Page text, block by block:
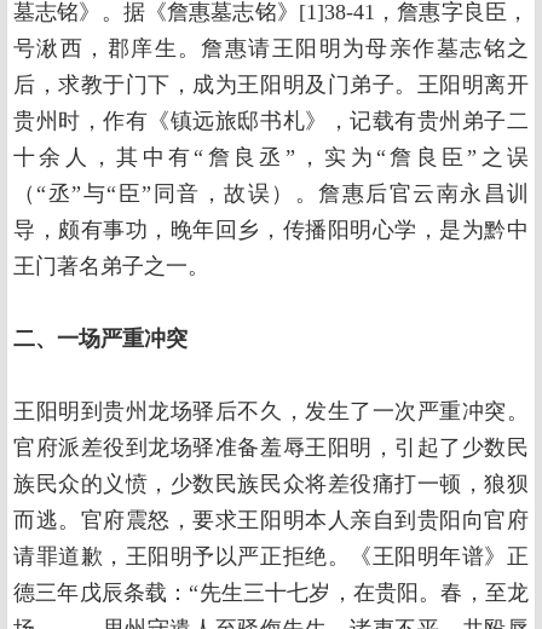
墓志铭》。据《詹惠墓志铭》[1]38-41，詹惠字良臣，
号湫西，郡庠生。詹惠请王阳明为母亲作墓志铭之
后，求教于门下，成为王阳明及门弟子。王阳明离开
贵州时，作有《镇远旅邸书札》，记载有贵州弟子二
十余人，其中有“詹良丞”，实为“詹良臣”之误
（“丞”与“臣”同音，故误）。詹惠后官云南永昌训
导，颇有事功，晚年回乡，传播阳明心学，是为黔中
王门著名弟子之一。
二、一场严重冲突
王阳明到贵州龙场驿后不久，发生了一次严重冲突。
官府派差役到龙场驿准备羞辱王阳明，引起了少数民
族民众的义愤，少数民族民众将差役痛打一顿，狼狈
而逃。官府震怒，要求王阳明本人亲自到贵阳向官府
请罪道歉，王阳明予以严正拒绝。《王阳明年谱》正
德三年戊辰条载：“先生三十七岁，在贵阳。春，至龙